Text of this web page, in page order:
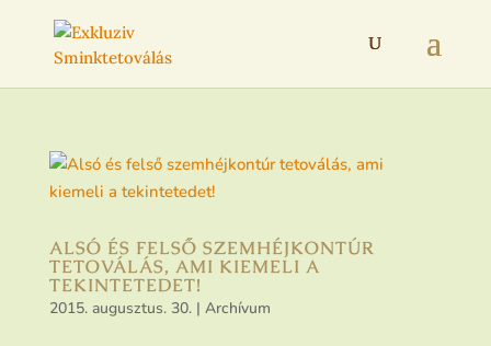
ALSÓ ÉS FELSŐ SZEMHÉJKONTÚR
TETOVÁLÁS, AMI KIEMELI A
TEKINTETEDET!
2015. augusztus. 30.| Archívum